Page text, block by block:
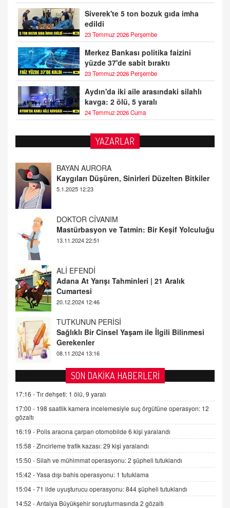
Siverek'te 5 ton bozuk gıda imha
edildi
23 Temmuz 2026 Perşembe
Merkez Bankası politika faizini
yüzde 37'de sabit bıraktı
23 Temmuz 2026 Perşembe
Aydın'da iki aile arasındaki silahlı
kavga: 2 ölü, 5 yaralı
24 Temmuz 2026 Cuma
YAZARLAR
BAYAN AURORA
Kaygıları Düşüren, Sinirleri Düzelten Bitkiler
5.1.2025 12:23
DOKTOR CİVANIM
Mastürbasyon ve Tatmin: Bir Keşif Yolculuğu
13.11.2024 22:51
ALİ EFENDİ
Adana At Yarışı Tahminleri | 21 Aralık
Cumartesi
20.12.2024 12:46
TUTKUNUN PERİSİ
Sağlıklı Bir Cinsel Yaşam ile İlgili Bilinmesi
Gerekenler
08.11.2024 13:16
FARUK ÖNALAN
Tezkere Onaylanmasaydı…
2 Kasım 2021 Salı 00:11
AV. DOĞAN CAN DOĞAN
Kişisel verilerin korunması ve dijital hukukun
gelişimi
15.09.2025 16:17
SEHER EREK
Kış Ayları Geldi, Hangi Önlemler Alınmalı?
9.12.2025 10:11
SON DAKİKA HABERLERİ
17:16 -Tır dehşeti: 1 ölü, 9 yaralı
17:00 - 198 saatlik kamera incelemesiyle suç örgütüne operasyon: 12
gözaltı
16:19 - Polis aracına çarpan otomobilde 6 kişi yaralandı
15:58 -Zincirleme trafik kazası: 29 kişi yaralandı
15:50 -Silah ve mühimmat operasyonu: 2 şüpheli tutuklandı
15:42 -Yasa dışı bahis operasyonu: 1 tutuklama
15:04 -71 ilde uyuşturucu operasyonu: 844 şüpheli tutuklandı
14:52 -Antalya Büyükşehir soruşturmasında 2 gözaltı